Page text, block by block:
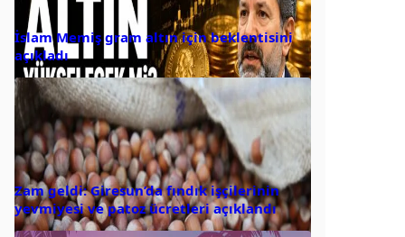
İslam Memiş gram altın için beklentisini
açıkladı
Zam geldi: Giresun’da fındık işçilerinin
yevmiyesi ve patoz ücretleri açıklandı